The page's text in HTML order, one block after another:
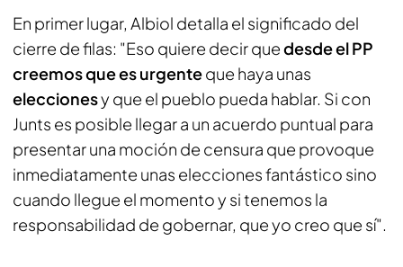
En primer lugar, Albiol detalla el significado del
cierre de filas: "Eso quiere decir quedesde el PP
creemos que es urgenteque haya unas
eleccionesy que el pueblo pueda hablar. Si con
Junts es posible llegar a un acuerdo puntual para
presentar una moción de censura que provoque
inmediatamente unas elecciones fantástico sino
cuando llegue el momento y si tenemos la
responsabilidad de gobernar, que yo creo que sí".